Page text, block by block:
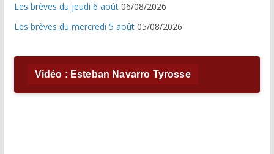
Les brèves du jeudi 6 août 06/08/2026
Les brèves du mercredi 5 août 05/08/2026
Vidéo : Esteban Navarro Tyrosse